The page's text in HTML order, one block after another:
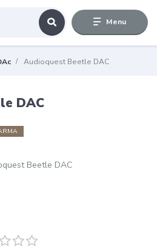
Menu
Audioquest Beetle DAC
DAC